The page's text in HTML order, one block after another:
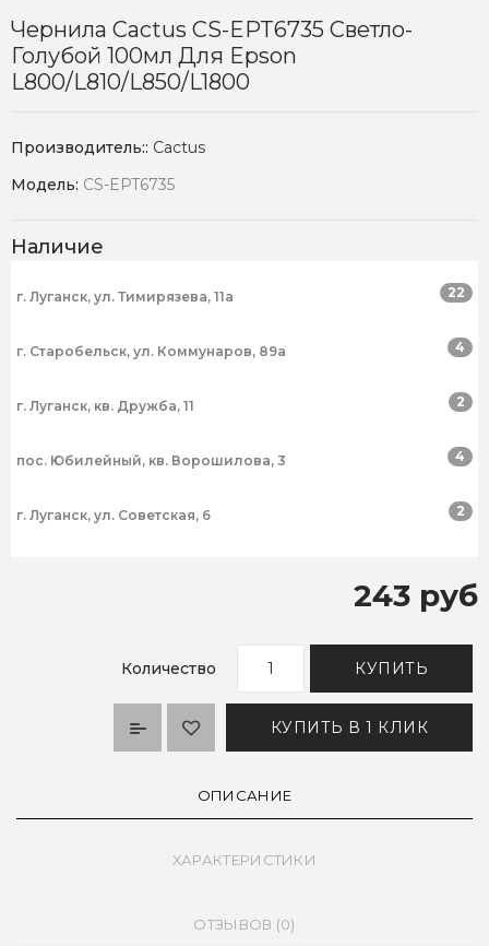
Чернила Cactus CS-EPT6735 Светло-
Голубой 100мл Для Epson
L800/L810/L850/L1800
Производитель:: Cactus
Модель: CS-EPT6735
Наличие
г. Луганск, ул. Тимирязева, 11а 22
г. Старобельск, ул. Коммунаров, 89а 4
г. Луганск, кв. Дружба, 11 2
пос. Юбилейный, кв. Ворошилова, 3 4
г. Луганск, ул. Советская, 6 2
243 руб
Количество КУПИТЬ
КУПИТЬ В 1 КЛИК
ОПИСАНИЕ
ХАРАКТЕРИСТИКИ
ОТЗЫВОВ (0)